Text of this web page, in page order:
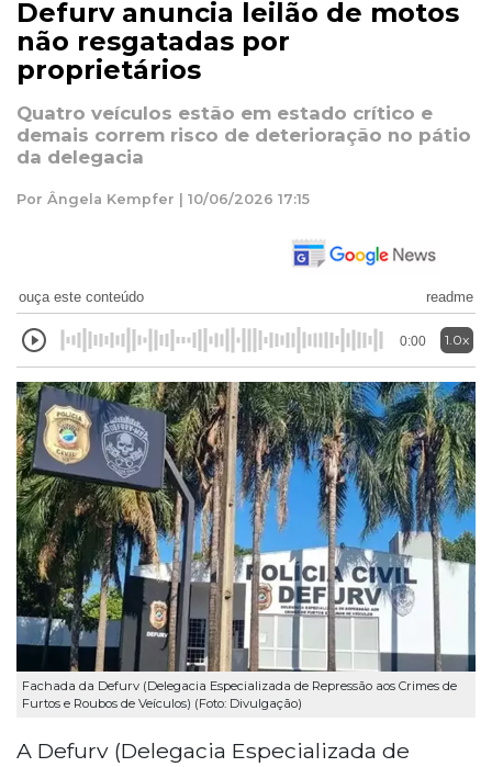
Defurv anuncia leilão de motos
não resgatadas por
proprietários
Quatro veículos estão em estado crítico e
demais correm risco de deterioração no pátio
da delegacia
Por Ângela Kempfer | 10/06/2026 17:15
ouça este conteúdo readme
0:00 1.0x
Fachada da Defurv (Delegacia Especializada de Repressão aos Crimes de
Furtos e Roubos de Veículos) (Foto: Divulgação)
A Defurv (Delegacia Especializada de